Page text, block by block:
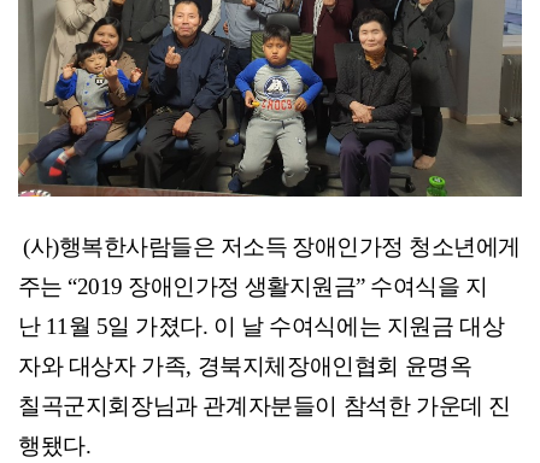
(사)행복한사람들은 저소득 장애인가정 청소년에게
주는 “2019 장애인가정 생활지원금”수여식을 지
난 11 월 5일 가졌다. 이 날 수여식에는 지원금 대상
자와 대상자 가족, 경북지체장애인협회 윤명옥
칠곡군지회장님과 관계자분들이 참석한 가운데 진
행됐다.